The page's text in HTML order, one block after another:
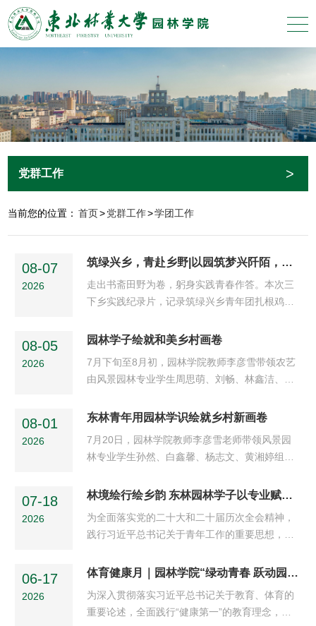
党群工作 >
当前您的位置： 首页>党群工作>学团工作
08-07
2026
筑绿兴乡，青赴乡野|以园筑梦兴阡陌，执笔绘野润乡山——筑绿兴乡青年团实践纪实
走出书斋田野为卷，躬身实践青春作答。本次三
下乡实践纪录片，记录筑绿兴乡青年团扎根鸡西
为基石，投身乡村环境美化、墙体彩绘营造；深
取，挖掘乡土草本资源价值。实践途中，团队接
受媒体走访调研，向来访领导展示青年学子助农
乡土，青年们真切体会到乡村振兴的现实图景，
读懂专业知识服务基层的深刻意义。...
08-05
2026
园林学子绘就和美乡村画卷
7月下旬至8月初，园林学院教师李彦雪带领农艺
由风景园林专业学生周思萌、刘畅、林鑫洁、汪
艺园林科技小院艾维农庄，开启专项揭榜挂帅社
农庄景观风貌薄弱、空间氛围感不足等实际问
题，深入田间地头、温室一线开展实景调研、景
把专业论文写在龙江乡土大地上。校地共建深耕
调研，精准锚定乡村需求本次实践依托园林学院
风景园林系教工党支部与艾维农庄党支部结对共
08-01
2026
东林青年用园林学识绘就乡村新画卷
7月20日，园林学院教师李彦雪老师带领风景园
林专业学生孙然、白鑫馨、杨志文、黄湘婷组成
下乡助农实践活动。学生走出校园，凭借植物造
旅融合发展。队员在温室进行宣传工作团队走进
恒温温室大棚，实地观察大棚钢结构骨架、植物
析温室景观营造思路。队员们围坐长桌，分工整
理所见所闻、庄园特色业态素材。...
07-18
2026
林境绘行绘乡韵 东林园林学子以专业赋能乡村振兴
为全面落实党的二十大和二十届历次全会精神，
践行习近平总书记关于青年工作的重要思想，
化科技卫生“三下乡”社会实践部署，组织“林境绘
展“揭榜挂帅”专项乡村赋能实践，以专业所长助
力当地农旅提质、乡村风貌升级。本次“揭榜挂
06-17
2026
体育健康月｜园林学院“绿动青春 跃动园林”体育健康月系列活动圆满落幕！ 跃动园林
为深入贯彻落实习近平总书记关于教育、体育的
重要论述，全面践行“健康第一”的教育理念，园